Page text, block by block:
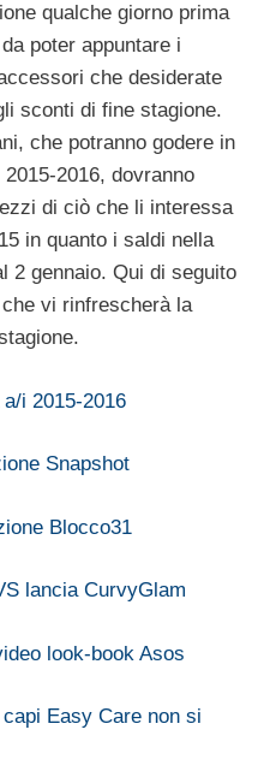
qualche giorno prima
poter appuntare i
che desiderate
sconti di fine stagione.
che potranno godere in
2016, dovranno
di ciò che li interessa
in quanto i saldi nella
2 gennaio. Qui di seguito
vi rinfrescherà la
i 2015-2016
Snapshot
Blocco31
lancia CurvyGlam
look-book Asos
Easy Care non si